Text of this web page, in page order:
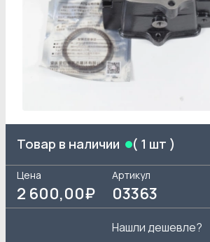
Товар в наличии ( 1 шт )
Цена
2 600,00₽
Артикул
03363
Нашли дешевле?